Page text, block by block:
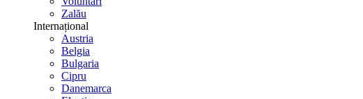
Zalău
Internațional
Austria
Belgia
Bulgaria
Cipru
Danemarca